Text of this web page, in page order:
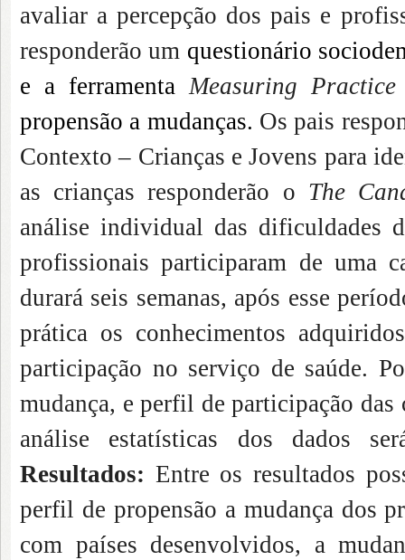
avaliar a percepção dos pais e
responderão um questionário
e a ferramenta Measuring
propensão a mudanças. Os pais
Contexto – Crianças e Jovens para
as crianças responderão o The
análise individual das dificuldades
profissionais participaram de uma
durará seis semanas, após esse
prática os conhecimentos
participação no serviço de saúde.
mudança, e perfil de participação
análise estatísticas dos dados
Resultados: Entre os resultados
perfil de propensão a mudança dos
com países desenvolvidos, a